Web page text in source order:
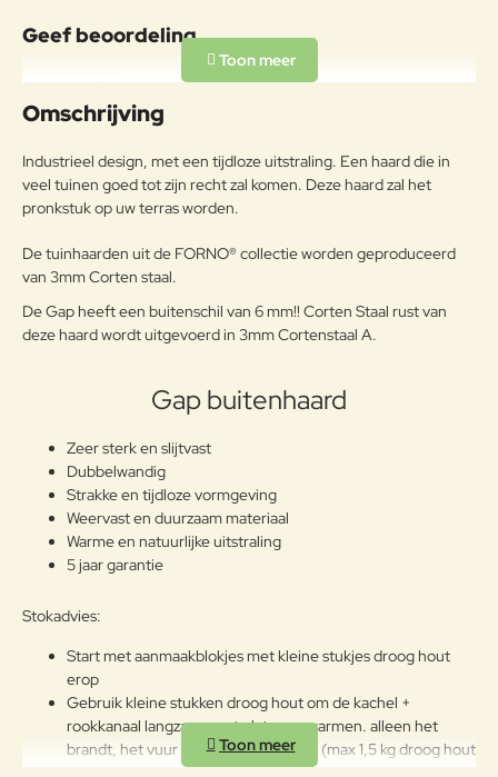
Geef beoordeling
Uw naam:
g:
Note:HTML-code wordt niet vertaald!
Waardering:
Waarderin
g:
Slecht Goed
Omschrijving
Industrieel design, met een tijdloze uitstraling. Een haard die in
veel tuinen goed tot zijn recht zal komen. Deze haard zal het
pronkstuk op uw terras worden.
De tuinhaarden uit de FORNO® collectie worden geproduceerd
van 3mm Corten staal.
De Gap heeft een buitenschil van 6 mm!! Corten Staal rust van
deze haard wordt uitgevoerd in 3mm Cortenstaal A.
Gap buitenhaard
Zeer sterk en slijtvast
Dubbelwandig
Strakke en tijdloze vormgeving
Weervast en duurzaam materiaal
Warme en natuurlijke uitstraling
5 jaar garantie
Stokadvies:
Start met aanmaakblokjes met kleine stukjes droog hout
erop
Gebruik kleine stukken droog hout om de kachel +
rookkanaal langzaam op te laten opwarmen. alleen het
brandt, het vuur langzaam vergroten (max 1,5 kg droog hout
tegelijk in de haard).